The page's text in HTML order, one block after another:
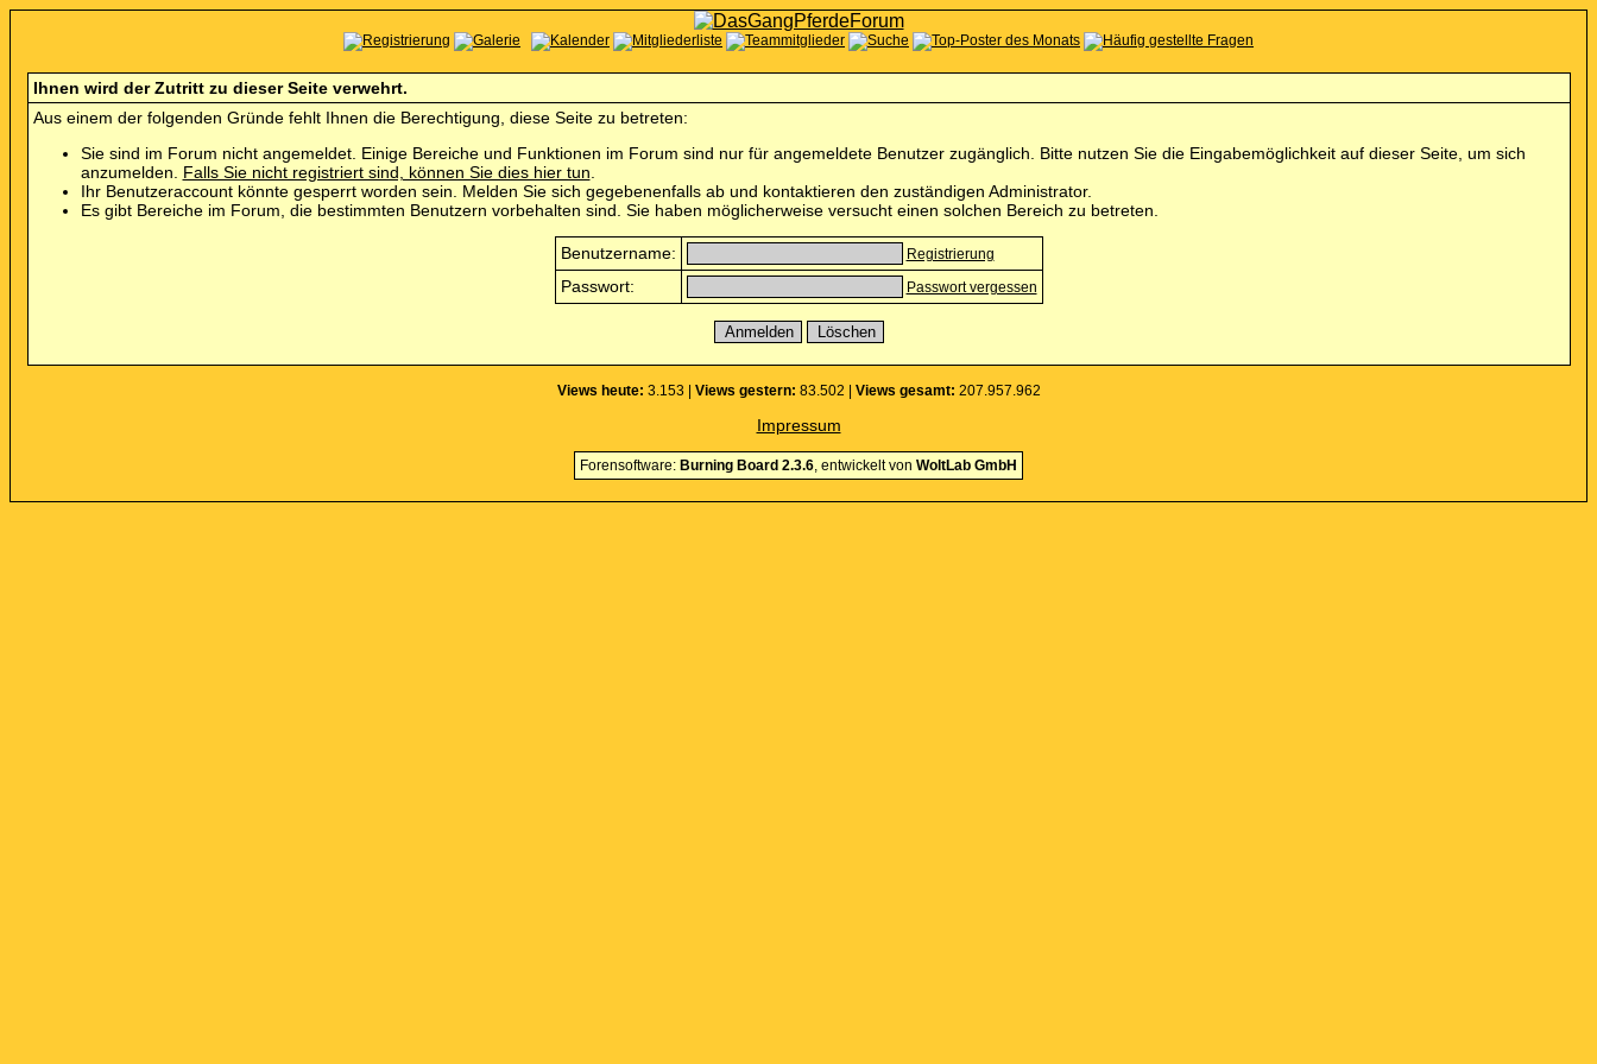
Ihnen wird der Zutritt zu dieser Seite verwehrt.
Aus einem der folgenden Gründe fehlt Ihnen die Berechtigung, diese Seite zu betreten:
Sie sind im Forum nicht angemeldet. Einige Bereiche und Funktionen im Forum sind nur für angemeldete Benutzer zugänglich. Bitte nutzen Sie die Eingabemöglichkeit auf dieser Seite, um sich
anzumelden. Falls Sie nicht registriert sind, können Sie dies hier tun
Ihr Benutzeraccount könnte gesperrt worden sein. Melden Sie sich gegebenenfalls ab und kontaktieren den zuständigen Administrator.
Es gibt Bereiche im Forum, die bestimmten Benutzern vorbehalten sind. Sie haben möglicherweise versucht einen solchen Bereich zu betreten.
Benutzername: Registrierung
Passwort: Passwort vergessen
Views heute: 3.153 | Views gestern: 83.502 | Views gesamt: 207.957.962
Impressum
Forensoftware: Burning Board 2.3.6, entwickelt von WoltLab GmbH